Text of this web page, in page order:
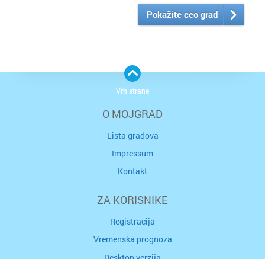
Pokažite ceo grad
O MOJGRAD
Lista gradova
Impressum
Kontakt
ZA KORISNIKE
Registracija
Vremenska prognoza
Vrh strane